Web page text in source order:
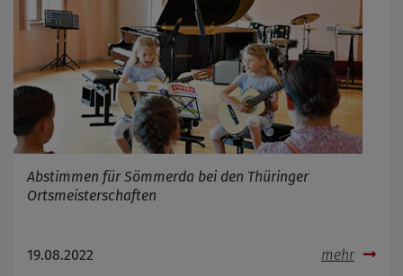
Abstimmen für Sömmerda bei den Thüringer
Ortsmeisterschaften
19.08.2022 mehr